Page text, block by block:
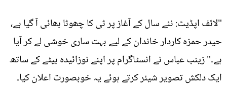
"لائف اپڈیٹ: نئے سال کے آغاز پر ٹی کا چھوٹا بھائی آ گیا ہے،
حیدر حمزہ کاردار خاندان کے لیے بہت ساری خوشی لے کر آیا
ہے۔" زینب عباس نے انسٹاگرام پر اپنے نوزائیدہ بیٹے کے ساتھ
ایک دلکش تصویر شیئر کرتے ہوئے یہ خوبصورت اعلان کیا۔